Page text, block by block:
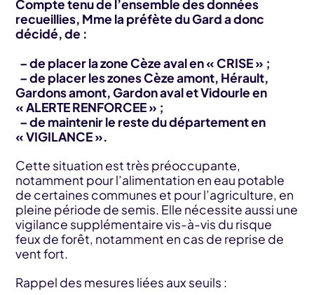
Compte tenu de l’ensemble des données
recueillies, Mme la préfète du Gard a donc
décidé, de :
– de placer la zone Cèze aval en « CRISE » ;
– de placer les zones Cèze amont, Hérault,
Gardons amont, Gardon aval et Vidourle en
« ALERTE RENFORCEE » ;
– de maintenir le reste du département en
« VIGILANCE ».
Cette situation est très préoccupante,
notamment pour l’alimentation en eau potable
de certaines communes et pour l’agriculture, en
pleine période de semis. Elle nécessite aussi une
vigilance supplémentaire vis-à-vis du risque
feux de forêt, notamment en cas de reprise de
vent fort.
Rappel des mesures liées aux seuils :